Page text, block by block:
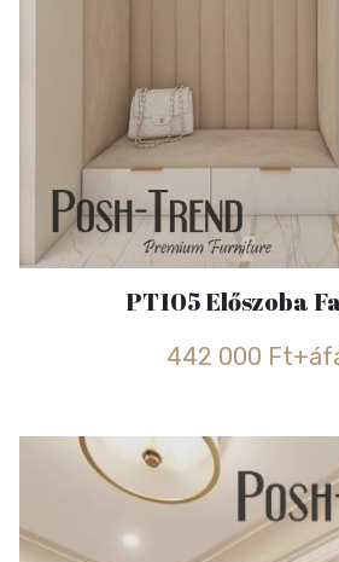
PT105 Előszoba
442 000